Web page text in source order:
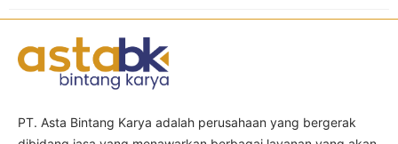
PT. Asta Bintang Karya adalah perusahaan yang bergerak